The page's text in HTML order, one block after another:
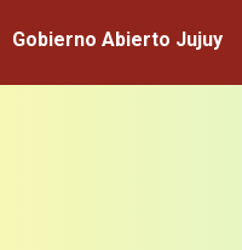
Gobierno Abierto Jujuy